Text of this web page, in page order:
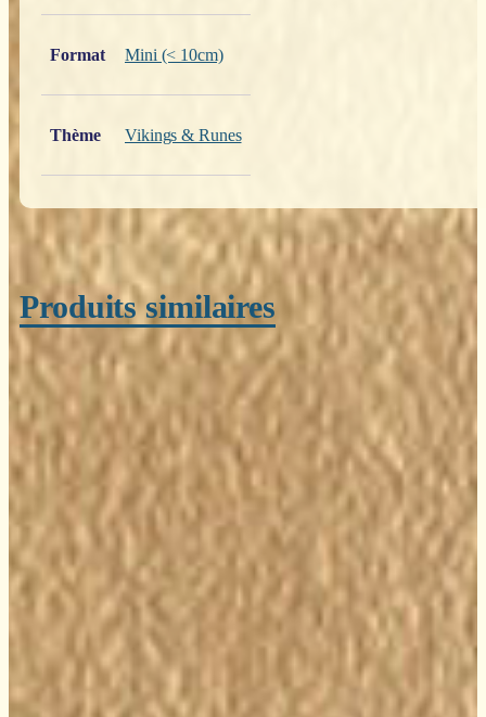
Format Mini (< 10cm)
Thème Vikings & Runes
Produits similaires